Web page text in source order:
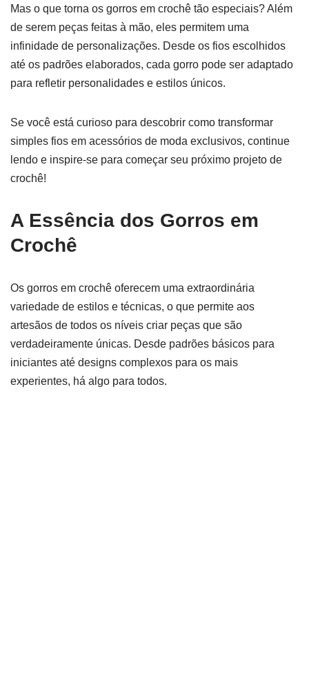
Mas o que torna os gorros em crochê tão especiais? Além
de serem peças feitas à mão, eles permitem uma
infinidade de personalizações. Desde os fios escolhidos
até os padrões elaborados, cada gorro pode ser adaptado
para refletir personalidades e estilos únicos.
Se você está curioso para descobrir como transformar
simples fios em acessórios de moda exclusivos, continue
lendo e inspire-se para começar seu próximo projeto de
crochê!
A Essência dos Gorros em
Crochê
Os gorros em crochê oferecem uma extraordinária
variedade de estilos e técnicas, o que permite aos
artesãos de todos os níveis criar peças que são
verdadeiramente únicas. Desde padrões básicos para
iniciantes até designs complexos para os mais
experientes, há algo para todos.